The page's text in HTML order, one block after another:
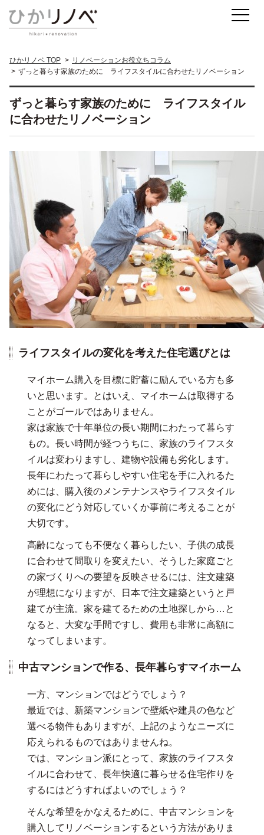
ひかリノベ TOP
リノベーションお役立ちコラム
ずっと暮らす家族のために ライフスタイルに合わせたリノベーション
ずっと暮らす家族のために ライフスタイル
に合わせたリノベーション
ライフスタイルの変化を考えた住宅選びとは
マイホーム購入を目標に貯蓄に励んでいる方も多
いと思います。とはいえ、マイホームは取得する
ことがゴールではありません。
家は家族で十年単位の長い期間にわたって暮らす
もの。長い時間が経つうちに、家族のライフスタ
イルは変わりますし、建物や設備も劣化します。
長年にわたって暮らしやすい住宅を手に入れるた
めには、購入後のメンテナンスやライフスタイル
の変化にどう対応していくか事前に考えることが
大切です。
高齢になっても不便なく暮らしたい、子供の成長
に合わせて間取りを変えたい、そうした家庭ごと
の家づくりへの要望を反映させるには、注文建築
が理想になりますが、日本で注文建築というと戸
建てが主流。家を建てるための土地探しから…と
なると、大変な手間ですし、費用も非常に高額に
なってしまいます。
中古マンションで作る、長年暮らすマイホーム
一方、マンションではどうでしょう？
最近では、新築マンションで壁紙や建具の色など
選べる物件もありますが、上記のようなニーズに
応えられるものではありませんね。
では、マンション派にとって、家族のライフスタ
イルに合わせて、長年快適に暮らせる住宅作りを
するにはどうすればよいのでしょう？
そんな希望をかなえるために、中古マンションを
購入してリノベーションするという方法がありま